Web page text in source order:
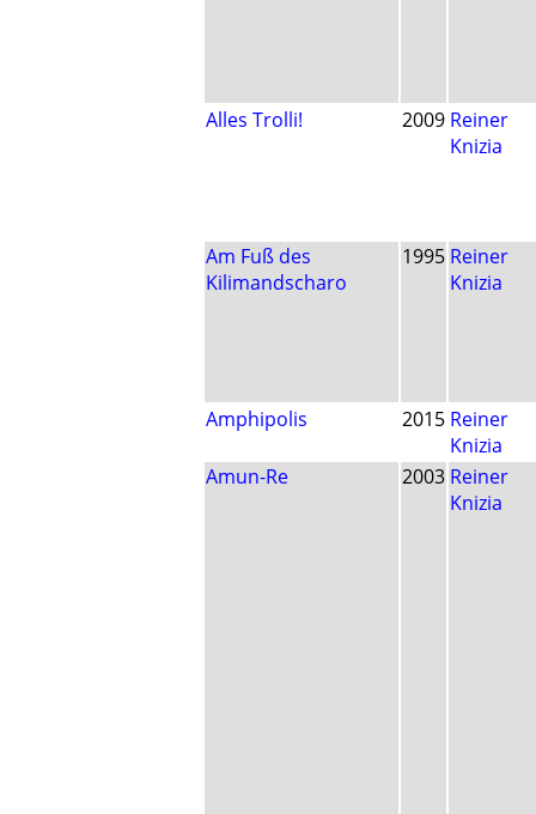
Alles Trolli! 2009 Reiner
Knizia
Am Fuß des
Kilimandscharo
1995 Reiner
Knizia
Amphipolis 2015 Reiner
Knizia
Amun-Re
2003 Reiner
Knizia